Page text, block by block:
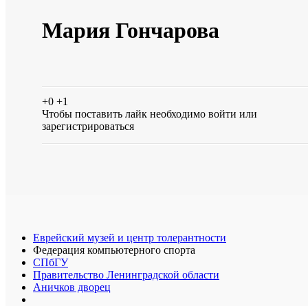
Мария Гончарова
+0 +1
Чтобы поставить лайк необходимо войти или
зарегистрироваться
Еврейский музей и центр толерантности
Федерация компьютерного спорта
СПбГУ
Правительство Ленинградской области
Аничков дворец